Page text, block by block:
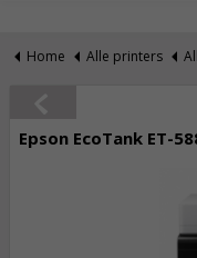
Home Alle printers
Epson EcoTank ET-